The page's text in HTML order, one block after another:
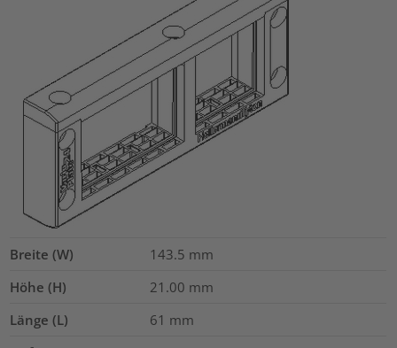
Breite (W) 143.5 mm
Höhe (H)
21.00 mm
Länge (L)
61 mm